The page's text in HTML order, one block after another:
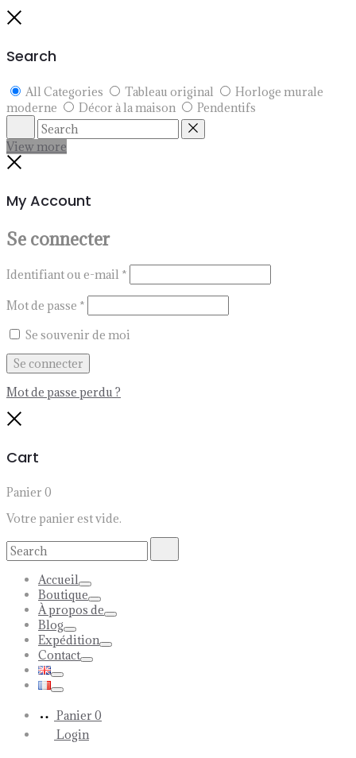
Search
All Categories Tableau original
Horloge murale
moderne
Décor à la maison Pendentifs
Search Reset
View more
My Account
Se connecter
Identifiant ou e-mail *
Mot de passe *
Se souvenir de moi
Se connecter
Mot de passe perdu ?
Cart
Panier 0
Votre panier est vide.
Search
for:
Accueil
Toggle
Boutique
Toggle
À propos de
Toggle
Blog
Toggle
Expédition
Toggle
Contact
Toggle
Toggle
Toggle
Panier 0
Login